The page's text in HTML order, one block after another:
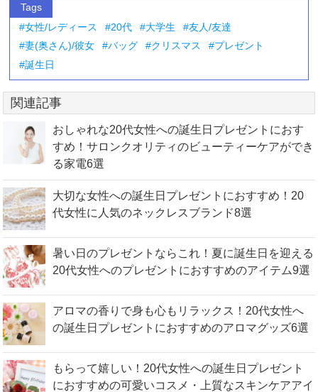
Tags
女性/レディース
20代 大学生
友人/友達
妻(奥さん)/彼女
バッグ クリスマス
プレゼント
誕生日
関連記事
おしゃれな20代女性への誕生日プレゼントにおす
すめ！サロンクオリティのビューティーケアができ
る家電6選
大切な女性への誕生日プレゼントにおすすめ！20
代女性に人気のネックレスブランド8選
暑い日のプレゼントならこれ！夏に誕生日を迎える
20代女性へのプレゼントにおすすめのアイテム9選
アロマの香りで身も心もリラックス！20代女性へ
の誕生日プレゼントにおすすめのアロマグッズ6選
もらって嬉しい！20代女性への誕生日プレゼント
におすすめの可愛いコスメ・上質なスキンケアアイ